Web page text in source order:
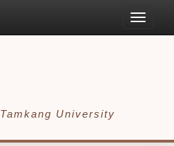
Toggle
Tamkang University